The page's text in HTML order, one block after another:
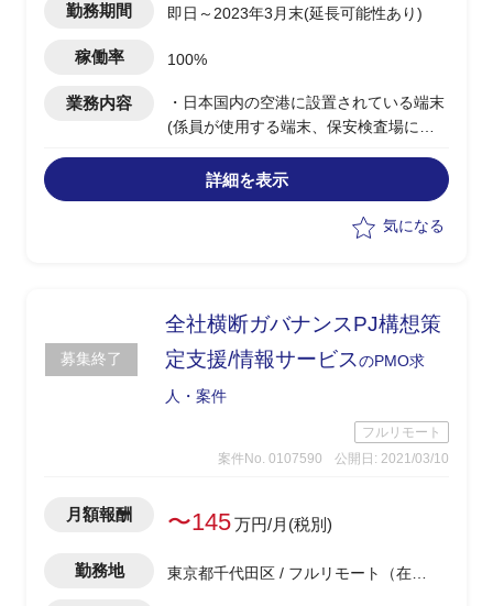
勤務期間 即日～2023年3月末(延長可能性あり)
稼働率 100%
業務内容
・日本国内の空港に設置されている端末
(係員が使用する端末、保安検査場に設
設置されたゲートなど）の刷新PJの以下
支援
-テスト計画の策定(どのようなテストを
詳細を表示
気になる
募集終了
全社横断ガバナンスPJ構想策
定支援/情報サービスのPMO求
人・案件
フルリモート
案件No. 0107590
公開日: 2021/03/10
月額報酬 〜145万円/月(税別)
勤務地
東京都千代田区 / フルリモート（在